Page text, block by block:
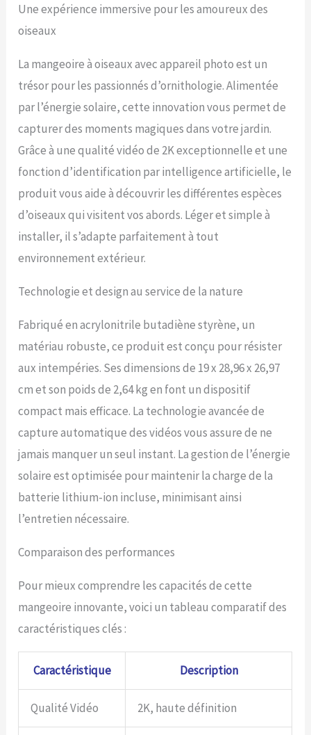
panneaux solaires intégrés
durable. La mangeoire à
oiseaux avec caméra se
recharge tout seul et
stocke de l'électricité,
fonctionne en continu
pendant des mois.
Une expérience immersive pour les amoureux des
oiseaux
La mangeoire à oiseaux avec appareil photo est un
trésor pour les passionnés d’ornithologie. Alimentée
par l’énergie solaire, cette innovation vous permet de
capturer des moments magiques dans votre jardin.
Grâce à une qualité vidéo de 2K exceptionnelle et une
fonction d’identification par intelligence artificielle, le
produit vous aide à découvrir les différentes espèces
d’oiseaux qui visitent vos abords. Léger et simple à
installer, il s’adapte parfaitement à tout
environnement extérieur.
Technologie et design au service de la nature
Fabriqué en acrylonitrile butadiène styrène, un
matériau robuste, ce produit est conçu pour résister
aux intempéries. Ses dimensions de 19 x 28,96 x 26,97
cm et son poids de 2,64 kg en font un dispositif
compact mais efficace. La technologie avancée de
capture automatique des vidéos vous assure de ne
jamais manquer un seul instant. La gestion de l’énergie
solaire est optimisée pour maintenir la charge de la
batterie lithium-ion incluse, minimisant ainsi
l’entretien nécessaire.
Comparaison des performances
Pour mieux comprendre les capacités de cette
mangeoire innovante, voici un tableau comparatif des
caractéristiques clés :
Caractéristique Description
Qualité Vidéo 2K, haute définition